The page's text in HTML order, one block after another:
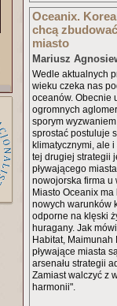
Oceanix.
chcą
miasto
Mariusz
Wedle aktualnych
wieku czeka nas
oceanów. Obecnie
ogromnych
sporym
sprostać postuluje
klimatycznymi, ale
tej drugiej strategii
pływającego
nowojorska firma u
Miasto Oceanix
nowych warunków
odporne na klęski
huragany. Jak
Habitat,
pływające miasta
arsenału strategii
Zamiast walczyć z
harmonii".